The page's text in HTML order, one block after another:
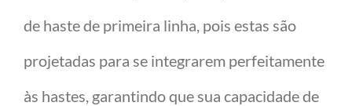
de haste de primeira linha, pois estas são
projetadas para se integrarem perfeitamente
às hastes, garantindo que sua capacidade de